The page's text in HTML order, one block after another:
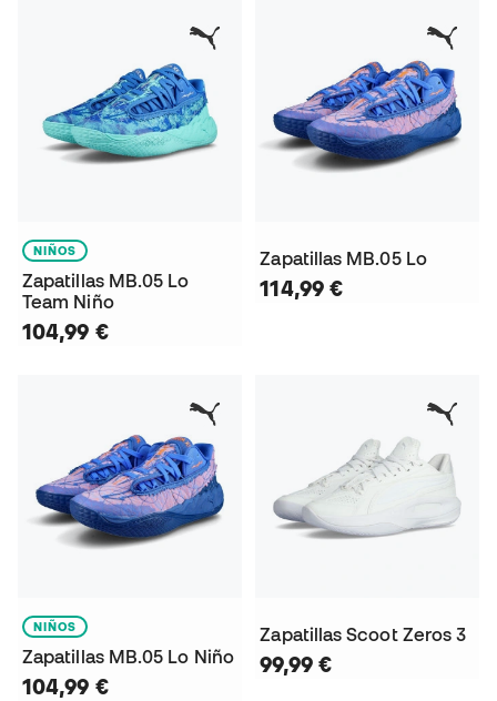
NIÑOS
Zapatillas MB.05 Lo
Team Niño
104,99 €
Zapatillas MB.05 Lo
114,99 €
NIÑOS
Zapatillas MB.05 Lo Niño
104,99 €
Zapatillas Scoot Zeros 3
99,99 €